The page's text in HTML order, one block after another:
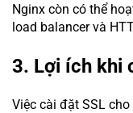
Nginx còn có thể
load balancer và
3. Lợi ích khi
Việc cài đặt SSL